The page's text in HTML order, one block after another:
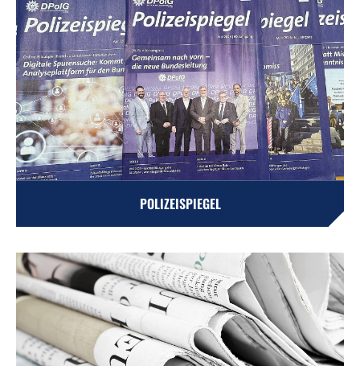
POLIZEISPIEGEL